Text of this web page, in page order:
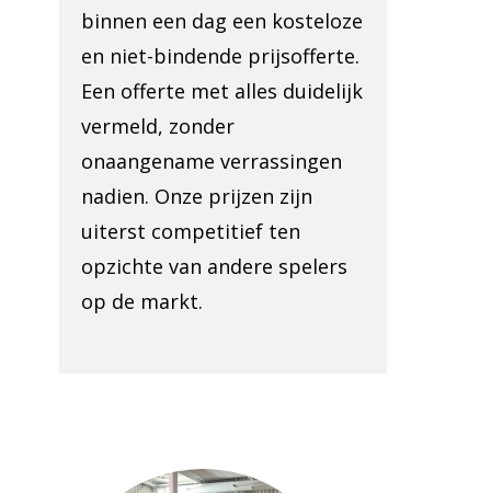
binnen een dag een kosteloze
en niet-bindende prijsofferte.
Een offerte met alles duidelijk
vermeld, zonder
onaangename verrassingen
nadien. Onze prijzen zijn
uiterst competitief ten
opzichte van andere spelers
op de markt.